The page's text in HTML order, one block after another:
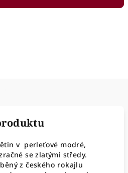
v perleťové modré,
se zlatými středy.
z českého rokajlu